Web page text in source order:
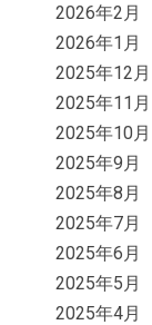
2026年2月
2026年1月
2025年12月
2025年11月
2025年10月
2025年9月
2025年8月
2025年7月
2025年6月
2025年5月
2025年4月